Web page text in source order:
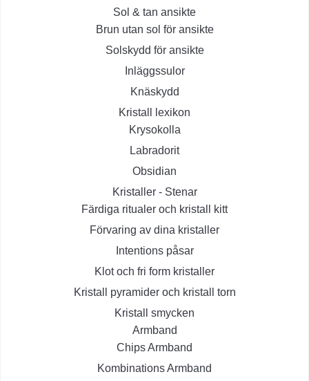
Sol & tan ansikte
Brun utan sol för ansikte
Solskydd för ansikte
Inläggssulor
Knäskydd
Kristall lexikon
Krysokolla
Labradorit
Obsidian
Kristaller - Stenar
Färdiga ritualer och kristall kitt
Förvaring av dina kristaller
Intentions påsar
Klot och fri form kristaller
Kristall pyramider och kristall torn
Kristall smycken
Armband
Chips Armband
Kombinations Armband